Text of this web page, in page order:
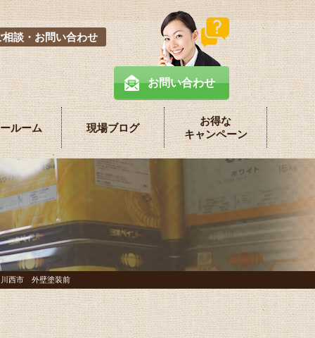
談・お問い合わせ
お問い合わせ
ルーム 現場ブログ
お得な
キャンペーン
川西市 外壁塗装前